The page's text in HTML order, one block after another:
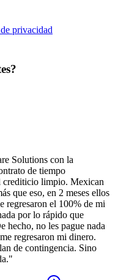
privacidad
Solutions con la
de tiempo
crediticio limpio. Mexican
que eso, en 2 meses ellos
regresaron el 100% de mi
por lo rápido que
hecho, no les pague nada
regresaron mi dinero.
de contingencia. Sino
"